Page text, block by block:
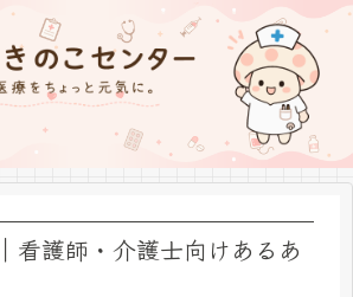
看護師・介護士向けあるあ